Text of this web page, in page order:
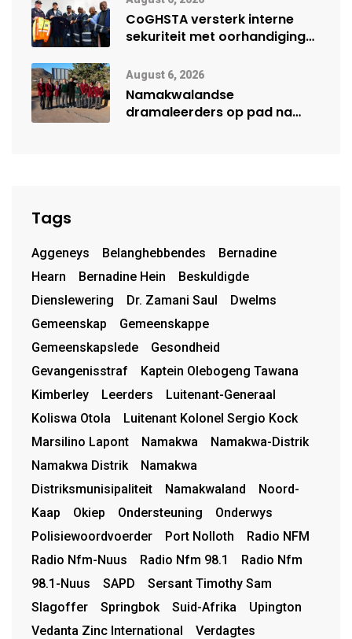
CoGHSTA versterk interne
sekuriteit met oorhandiging
August 6, 2026
Namakwalandse
dramaleerders op pad na
Tags
Aggeneys Belanghebbendes
Bernadine
Hearn
Bernadine Hein
Beskuldigde
Dienslewering
Dr. Zamani Saul
Dwelms
Gemeenskap
Gemeenskappe
Gemeenskapslede
Gesondheid
Gevangenisstraf
Kaptein Olebogeng Tawana
Kimberley
Leerders
Luitenant-Generaal
Koliswa Otola
Luitenant Kolonel Sergio Kock
Marsilino Lapont
Namakwa
Namakwa-Distrik
Namakwa Distrik
Namakwa
Distriksmunisipaliteit
Namakwaland
Noord-
Kaap
Okiep Ondersteuning
Onderwys
Polisiewoordvoerder
Port Nolloth
Radio NFM
Radio Nfm-Nuus
Radio Nfm 98.1
Radio Nfm
98.1-Nuus
SAPD
Sersant Timothy Sam
Slagoffer
Springbok Suid-Afrika
Upington
Vedanta Zinc International
Verdagtes